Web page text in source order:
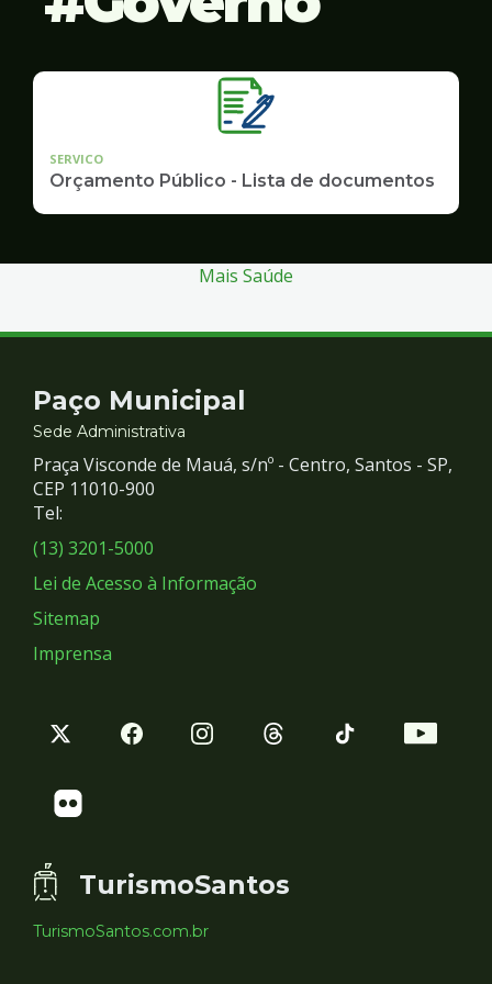
SERVICO
Orçamento Público - Lista de documentos
Mais Saúde
Contato
e
Redes
Sociais
Paço Municipal
Sede Administrativa
Praça Visconde de Mauá, s/nº - Centro, Santos - SP,
CEP 11010-900
Tel:
(13) 3201-5000
Lei de Acesso à Informação
Sitemap
Imprensa
TurismoSantos
TurismoSantos.com.br